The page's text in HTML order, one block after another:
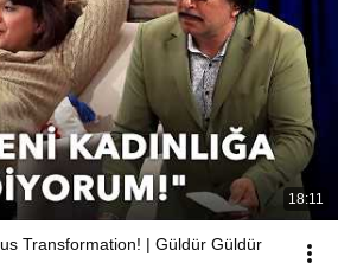
18:11
Transformation! | Güldür Güldür